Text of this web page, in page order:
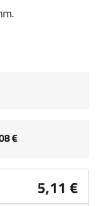
5,11 €
€